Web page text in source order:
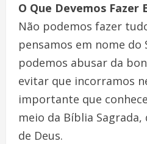
O Que Devemos Fazer
Não podemos fazer
pensamos em nome do
podemos abusar da
evitar que incorramos
importante que
meio da Bíblia
de Deus.